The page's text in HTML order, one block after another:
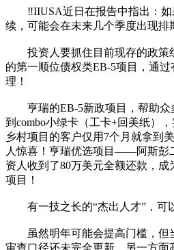
‼IIUSA近日在报告中指出：如
续，可能会在未来几个季度出现排
投资人要抓住目前现存的政策
的第一顺位债权类EB-5项目，通
理！
亨瑞的EB-5新政项目，帮助众
到combo小绿卡（工卡+回美纸）
乡村项目的客户仅用7个月就拿到
人惊喜！亨瑞优选项目——阿斯彭
资人收到了80万美元全额还款，成
项目！
有一技之长的“杰出人才”，可
虽然明年可能会提高门槛，但
审查口径还未完全更新，另一方面